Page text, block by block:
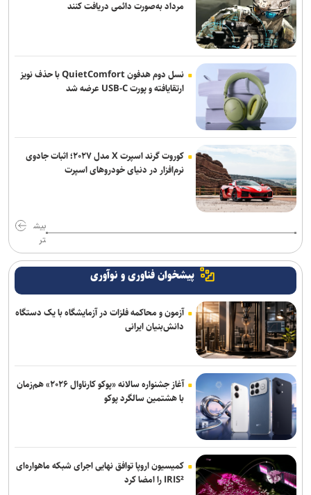
رئیس قوه قضاییه: خبرنگار متعهد، هم‌سنگر رزمندگان پشت لانچر است
روز خبرنگار روز پاسداشت راویان آگاهی و معماران اعتماد عمومی است
۱۰ بزرگراه و ۶ ورودی تهران زیر ذره‌بین قرارگاه سیمای منظر
مرداد به‌صورت دائمی دریافت کنند
نسل دوم هدفون QuietComfort با حذف نویز
ارتقایافته و پورت USB-C عرضه شد
کوروت گرند اسپرت X مدل ۲۰۲۷؛ اثبات جادوی
نرم‌افزار در دنیای خودروهای اسپرت
بیش
تر
پیشخوان فناوری و نوآوری
آزمون و محاکمه فلزات در آزمایشگاه با یک دستگاه
دانش‌بنیان ایرانی
آغاز جشنواره سالانه «پوکو کارناوال ۲۰۲۶» هم‌زمان
با هشتمین سالگرد پوکو
کمیسیون اروپا توافق نهایی اجرای شبکه ماهواره‌ای
IRIS² را امضا کرد